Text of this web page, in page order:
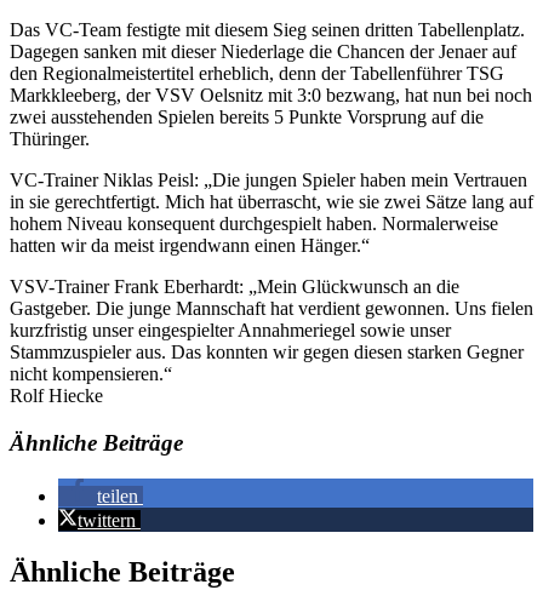
Das VC-Team festigte mit diesem Sieg seinen dritten Tabellenplatz.
Dagegen sanken mit dieser Niederlage die Chancen der Jenaer auf
den Regionalmeistertitel erheblich, denn der Tabellenführer TSG
Markkleeberg, der VSV Oelsnitz mit 3:0 bezwang, hat nun bei noch
zwei ausstehenden Spielen bereits 5 Punkte Vorsprung auf die
Thüringer.
VC-Trainer Niklas Peisl: „Die jungen Spieler haben mein Vertrauen
in sie gerechtfertigt. Mich hat überrascht, wie sie zwei Sätze lang auf
hohem Niveau konsequent durchgespielt haben. Normalerweise
hatten wir da meist irgendwann einen Hänger.“
VSV-Trainer Frank Eberhardt: „Mein Glückwunsch an die
Gastgeber. Die junge Mannschaft hat verdient gewonnen. Uns fielen
kurzfristig unser eingespielter Annahmeriegel sowie unser
Stammzuspieler aus. Das konnten wir gegen diesen starken Gegner
nicht kompensieren.“
Rolf Hiecke
Ähnliche Beiträge
teilen
twittern
Ähnliche Beiträge